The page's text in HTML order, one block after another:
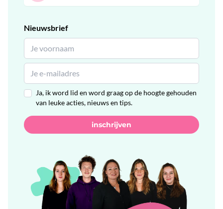
Nieuwsbrief
Ja, ik word lid en word graag op de hoogte gehouden
van leuke acties, nieuws en tips.